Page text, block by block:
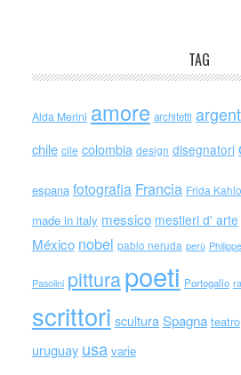
TAG
Alda Merini amore architetti
chile cile colombia design disegnatori
espana fotografia Francia Frida Kahlo
made in italy messico mestieri d' arte
México nobel pablo neruda perù
Pasolini pitturapoeti Portogallo
scrittori scultura Spagna teatro
uruguay usa varie